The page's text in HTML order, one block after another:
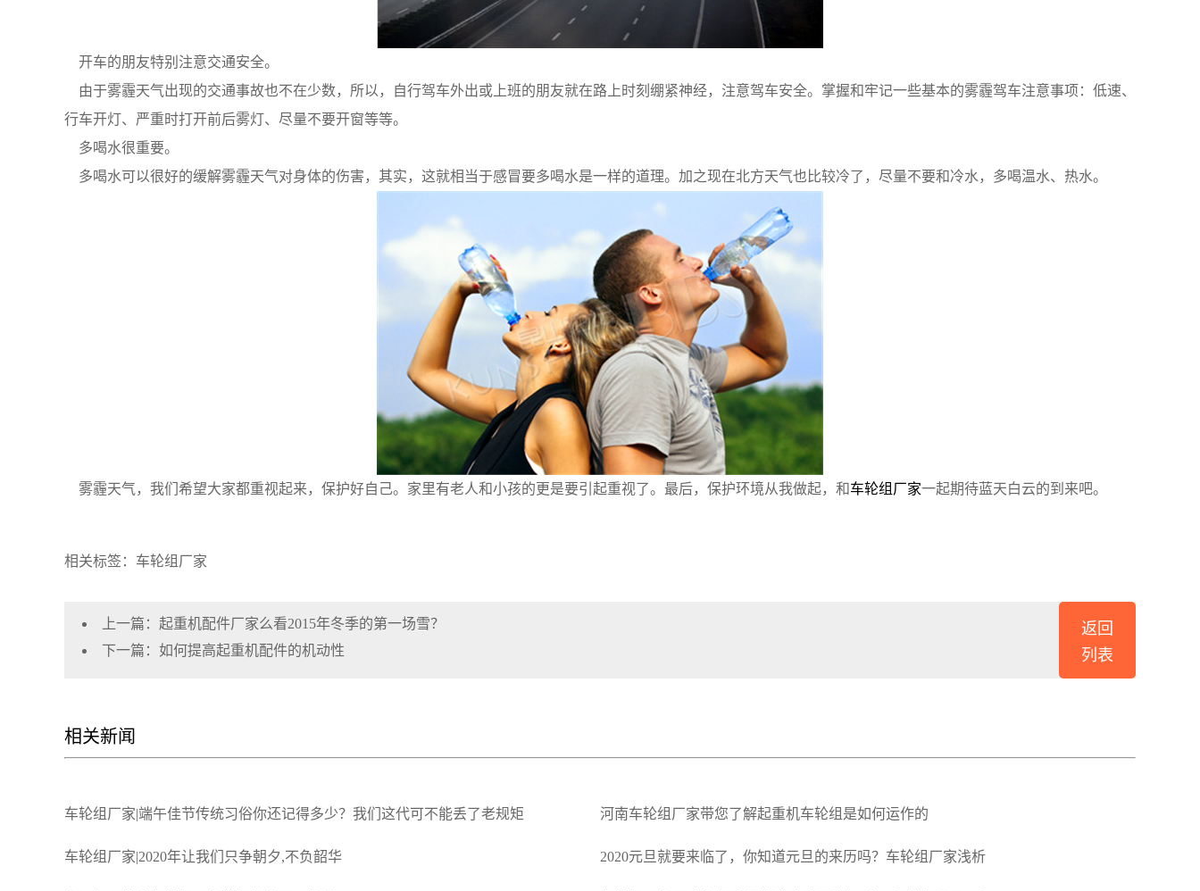
开车的朋友特别注意交通安全。
由于雾霾天气出现的交通事故也不在少数，所以，自行驾车外出或上班的朋友就在路上时刻绷紧神经，注意驾车安全。掌握和牢记一些基本的雾霾驾车注意事项：低速、
行车开灯、严重时打开前后雾灯、尽量不要开窗等等。
多喝水很重要。
多喝水可以很好的缓解雾霾天气对身体的伤害，其实，这就相当于感冒要多喝水是一样的道理。加之现在北方天气也比较冷了，尽量不要和冷水，多喝温水、热水。
雾霾天气，我们希望大家都重视起来，保护好自己。家里有老人和小孩的更是要引起重视了。最后，保护环境从我做起，和车轮组厂家一起期待蓝天白云的到来吧。
相关标签：车轮组厂家
上一篇： 起重机配件厂家么看2015年冬季的第一场雪？
下一篇： 如何提高起重机配件的机动性
返回
列表
相关新闻
车轮组厂家|端午佳节传统习俗你还记得多少？我们这代可不能丢了老规矩 河南车轮组厂家带您了解起重机车轮组是如何运作的
车轮组厂家|2020年让我们只争朝夕,不负韶华 2020元旦就要来临了，你知道元旦的来历吗？车轮组厂家浅析